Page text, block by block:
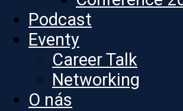
Podcast
Eventy
Career Talk
Networking
O nás